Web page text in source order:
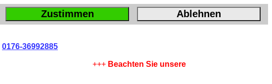
Zustimmen Ablehnen
0176-36992885
+++Beachten Sie unsere Sparangebote !